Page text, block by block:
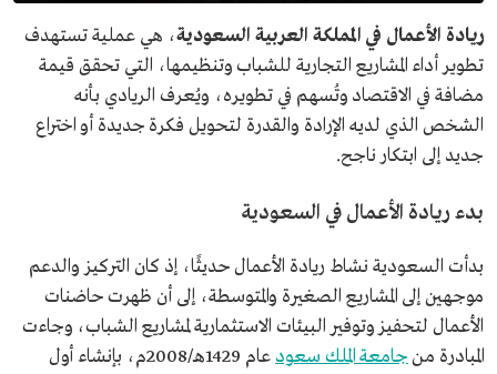
ريادة الأعمال في المملكة العربية السعودية، هي عملية تستهدف
تطوير أداء المشاريع التجارية للشباب وتنظيمها، التي تحقق قيمة
مضافة في الاقتصاد وتُسهم في تطويره، ويُعرف الريادي بأنه
الشخص الذي لديه الإرادة والقدرة لتحويل فكرة جديدة أو اختراع
جديد إلى ابتكار ناجح.
بدء ريادة الأعمال في السعودية
بدأت السعودية نشاط ريادة الأعمال حديثًا، إذ كان التركيز والدعم
موجهين إلى المشاريع الصغيرة والمتوسطة، إلى أن ظهرت حاضنات
الأعمال لتحفيز وتوفير البيئات الاستثمارية لمشاريع الشباب، وجاءت
المبادرة منجامعة الملك سعود
عام 1429هـ/2008م، بإنشاء أول